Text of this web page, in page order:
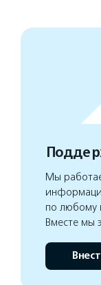
Мы
по любому
Вместе мы